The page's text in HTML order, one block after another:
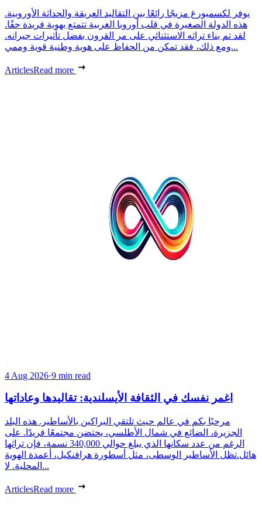
يوفر لكسمبورغ مزيجًا رائعًا بين التقاليد العريقة والحداثة الأوروبية.
هذه الدولة الصغيرة في قلب أوروبا الغربية تتمتع بهوية فريدة حقًا.
لقد تم بناء تراثه الاستثنائي على مر القرون بفضل تأثيرات جيرانه.
ومع ذلك، فقد تمكن من الحفاظ على هوية وطنية قوية وممي...
ArticlesRead more
4 Aug 2026·9 min read
اغمر نفسك في الثقافة الأيسلندية: تقاليدها وعاداتها
مرحبًا بكم في عالم حيث تلتقي البراكين بالأساطير. هذه البلد
الجزيرة، الضائع في شمال الأطلسي، يحتضن مجتمعًا فريدًا. على
الرغم من عدد سكانها الذي يبلغ حوالي 340,000 نسمة، فإن تراثها
هائل.تظل الأساطير الوسطى، مثل أسطورة هرافنكيل، أعمدة الهوية
المحلية. لا...
ArticlesRead more